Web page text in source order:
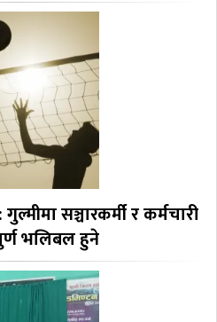
सञ्चारकर्मी र कर्मचारी
भलिबल हुने